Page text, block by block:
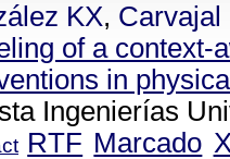
KX, Carvajal
of a context-
in
Ingenierías
RTF Marcado